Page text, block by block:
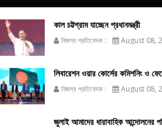
কাল চট্টগ্রাম যাচ্ছেন প্রধানমন্ত্রী
নিজস্ব প্রতিবেদক : August 08,
লিবারেশন ওয়ার কোর্সের কমিশনিং ও
নিজস্ব প্রতিবেদক : August 08,
জুলাই আমাদের ধারাবাহিক আন্দোলনের